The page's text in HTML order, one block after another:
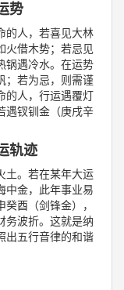
势
的人，若喜见大林
火借木势；若忌见
锅遇冷水。在运势
；若为忌，则需谨
的人，行运遇覆灯
遇钗钏金（庚戌辛
轨迹
土。若在某年大运
中金，此年事业易
酉（剑锋金），
务波折。这就是纳
五行音律的和谐